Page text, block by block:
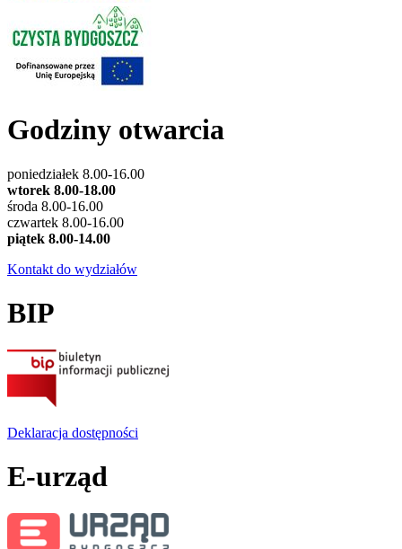
Godziny otwarcia
poniedziałek 8.00-16.00
wtorek 8.00-18.00
środa 8.00-16.00
czwartek 8.00-16.00
piątek 8.00-14.00
Kontakt do wydziałów
BIP
Deklaracja dostępności
E-urząd